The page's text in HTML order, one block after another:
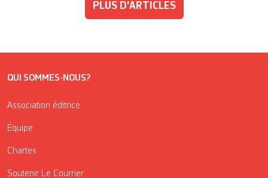
PLUS D'ARTICLES
QUI SOMMES-NOUS?
Association éditrice
Équipe
Chartes
Soutenir Le Courrier